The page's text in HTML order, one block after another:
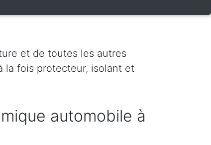
et de toutes les autres
la fois protecteur, isolant et
automobile à